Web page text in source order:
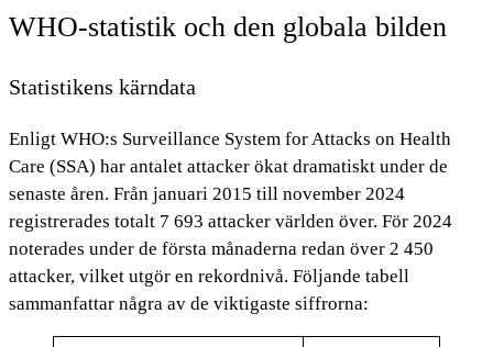
WHO-statistik och den globala bilden
Statistikens kärndata
Enligt WHO:s Surveillance System for Attacks on Health
Care (SSA) har antalet attacker ökat dramatiskt under de
senaste åren. Från januari 2015 till november 2024
registrerades totalt 7 693 attacker världen över. För 2024
noterades under de första månaderna redan över 2 450
attacker, vilket utgör en rekordnivå. Följande tabell
sammanfattar några av de viktigaste siffrorna: